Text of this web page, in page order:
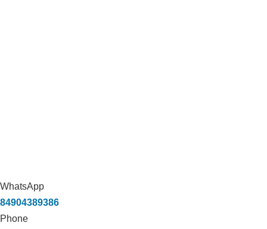
WhatsApp
84904389386
Phone